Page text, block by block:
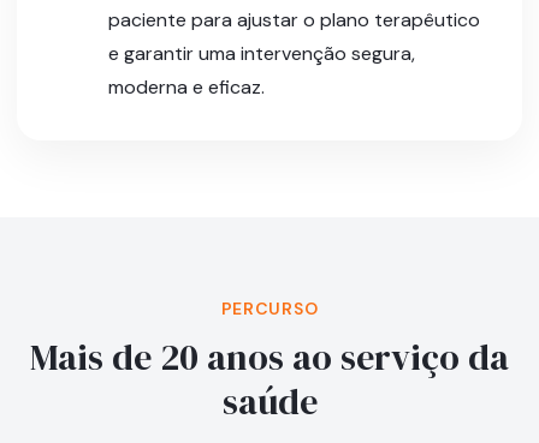
paciente para ajustar o plano terapêutico
e garantir uma intervenção segura,
moderna e eficaz.
PERCURSO
Mais de 20 anos ao serviço da
saúde